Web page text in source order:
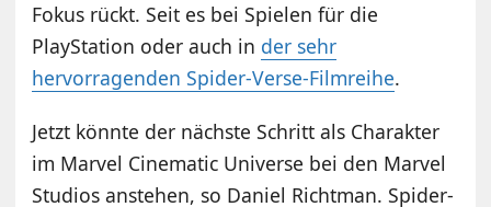
Fokus rückt. Seit es bei Spielen für die
PlayStation oder auch in der sehr
hervorragenden Spider-Verse-Filmreihe.
Jetzt könnte der nächste Schritt als Charakter
im Marvel Cinematic Universe bei den Marvel
Studios anstehen, so Daniel Richtman. Spider-